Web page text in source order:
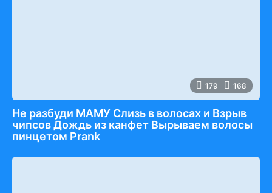
179 168
Не разбуди МАМУ Слизь в волосах и Взрыв
чипсов Дождь из канфет Вырываем волосы
пинцетом Prank